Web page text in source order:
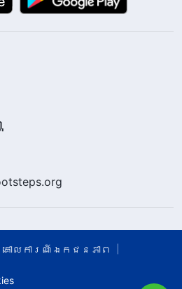
គោលការណ៍ឯកជនភាព